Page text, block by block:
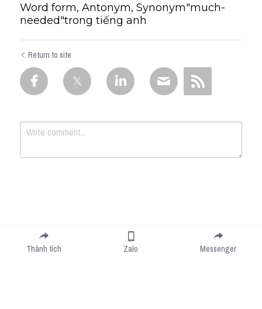
Word form, Antonym, Synonym"much-
needed"trong tiếng anh
Return to site
Submit
Thành tích Zalo Messenger